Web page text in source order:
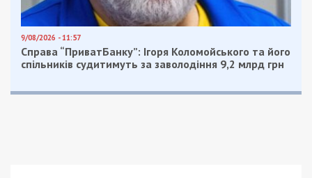
9/08/2026 - 11:57
Справа “ПриватБанку”: Ігоря Коломойського та його
спільників судитимуть за заволодіння 9,2 млрд грн